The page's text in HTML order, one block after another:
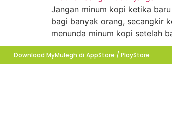
Jangan minum kopi ketika
bagi banyak orang, secangkir
menunda minum kopi setelah
Download MyMulegh di AppStore / PlayStore